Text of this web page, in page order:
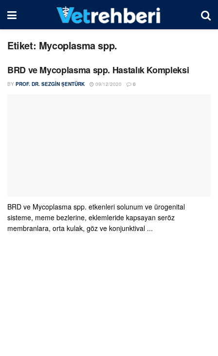
Etiket: Mycoplasma spp.
BRD ve Mycoplasma spp. Hastalık Kompleksi
BY PROF. DR. SEZGIN ŞENTÜRK 09/12/2020 0
BRD ve Mycoplasma spp. etkenleri solunum ve ürogenital
sisteme, meme bezlerine, eklemleride kapsayan seröz
membranlara, orta kulak, göz ve konjunktival ...